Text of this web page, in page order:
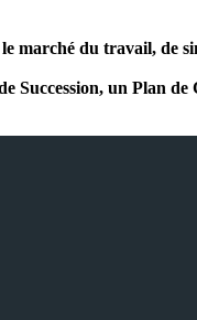
marché du travail, de
Succession, un Plan